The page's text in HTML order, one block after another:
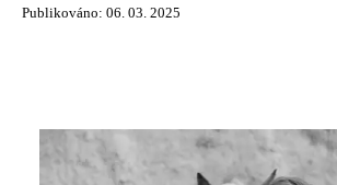
Publikováno: 06. 03. 2025